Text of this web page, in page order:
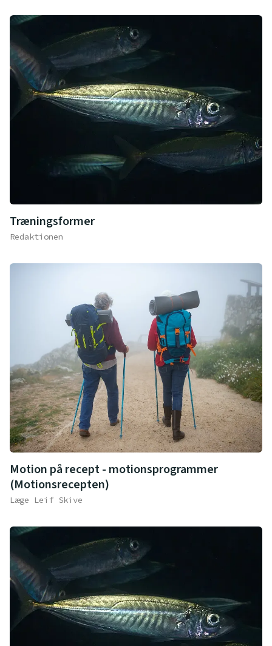
Træningsformer
Redaktionen
Motion på recept - motionsprogrammer
(Motionsrecepten)
Læge Leif Skive